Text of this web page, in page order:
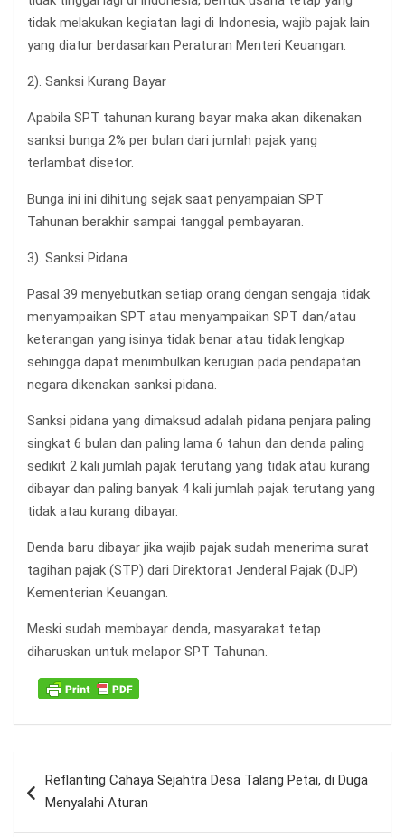
tidak melakukan kegiatan lagi di Indonesia, wajib pajak lain
yang diatur berdasarkan Peraturan Menteri Keuangan.
2). Sanksi Kurang Bayar
Apabila SPT tahunan kurang bayar maka akan dikenakan
sanksi bunga 2% per bulan dari jumlah pajak yang
terlambat disetor.
Bunga ini ini dihitung sejak saat penyampaian SPT
Tahunan berakhir sampai tanggal pembayaran.
3). Sanksi Pidana
Pasal 39 menyebutkan setiap orang dengan sengaja tidak
menyampaikan SPT atau menyampaikan SPT dan/atau
keterangan yang isinya tidak benar atau tidak lengkap
sehingga dapat menimbulkan kerugian pada pendapatan
negara dikenakan sanksi pidana.
Sanksi pidana yang dimaksud adalah pidana penjara paling
singkat 6 bulan dan paling lama 6 tahun dan denda paling
sedikit 2 kali jumlah pajak terutang yang tidak atau kurang
dibayar dan paling banyak 4 kali jumlah pajak terutang yang
tidak atau kurang dibayar.
Denda baru dibayar jika wajib pajak sudah menerima surat
tagihan pajak (STP) dari Direktorat Jenderal Pajak (DJP)
Kementerian Keuangan.
Meski sudah membayar denda, masyarakat tetap
diharuskan untuk melapor SPT Tahunan.
posReflanting Cahaya Sejahtra Desa Talang Petai, di Duga
Menyalahi Aturan